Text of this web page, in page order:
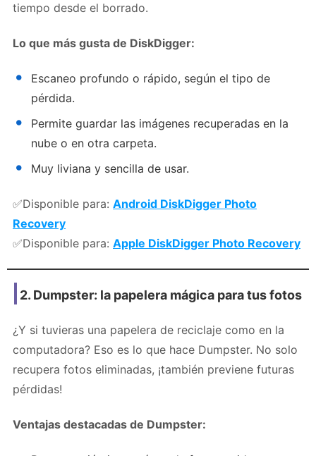
tiempo desde el borrado.
Lo que más gusta de DiskDigger:
Escaneo profundo o rápido, según el tipo de
pérdida.
Permite guardar las imágenes recuperadas en la
nube o en otra carpeta.
Muy liviana y sencilla de usar.
✅Disponible para: Android DiskDigger Photo
Recovery
✅Disponible para: Apple DiskDigger Photo Recovery
2. Dumpster: la papelera mágica para tus fotos
¿Y si tuvieras una papelera de reciclaje como en la
computadora? Eso es lo que hace Dumpster. No solo
recupera fotos eliminadas, ¡también previene futuras
pérdidas!
Ventajas destacadas de Dumpster: